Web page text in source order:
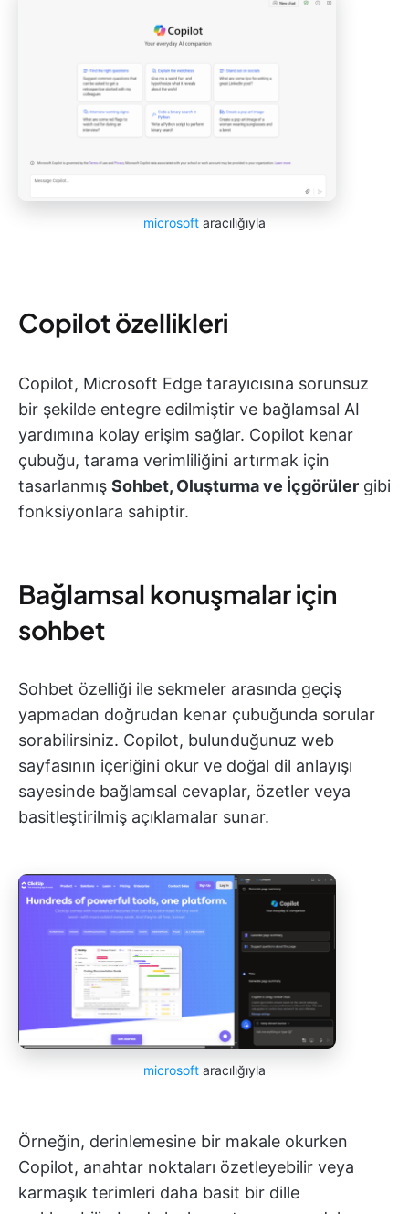
microsoft aracılığıyla
Copilot özellikleri
Copilot, Microsoft Edge tarayıcısına sorunsuz
bir şekilde entegre edilmiştir ve bağlamsal AI
yardımına kolay erişim sağlar. Copilot kenar
çubuğu, tarama verimliliğini artırmak için
tasarlanmış Sohbet, Oluşturma ve İçgörüler gibi
fonksiyonlara sahiptir.
Bağlamsal konuşmalar için
sohbet
Sohbet özelliği ile sekmeler arasında geçiş
yapmadan doğrudan kenar çubuğunda sorular
sorabilirsiniz. Copilot, bulunduğunuz web
sayfasının içeriğini okur ve doğal dil anlayışı
sayesinde bağlamsal cevaplar, özetler veya
basitleştirilmiş açıklamalar sunar.
microsoft aracılığıyla
Örneğin, derinlemesine bir makale okurken
Copilot, anahtar noktaları özetleyebilir veya
karmaşık terimleri daha basit bir dille